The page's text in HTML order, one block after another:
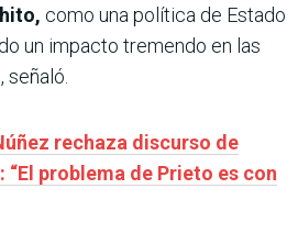
como una política de Estado
un impacto tremendo en las
rechaza discurso de
problema de Prieto es con